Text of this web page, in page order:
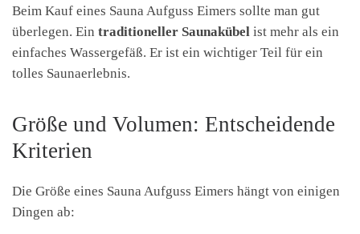
Beim Kauf eines Sauna Aufguss Eimers sollte man gut
überlegen. Ein traditioneller Saunakübel ist mehr als ein
einfaches Wassergefäß. Er ist ein wichtiger Teil für ein
tolles Saunaerlebnis.
Größe und Volumen: Entscheidende
Kriterien
Die Größe eines Sauna Aufguss Eimers hängt von einigen
Dingen ab: